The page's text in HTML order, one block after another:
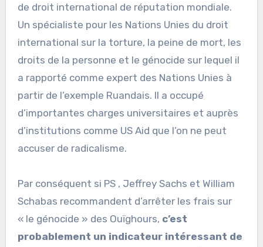
de droit international de réputation mondiale.
Un spécialiste pour les Nations Unies du droit
international sur la torture, la peine de mort, les
droits de la personne et le génocide sur lequel il
a rapporté comme expert des Nations Unies à
partir de l’exemple Ruandais. Il a occupé
d’importantes charges universitaires et auprès
d’institutions comme US Aid que l’on ne peut
accuser de radicalisme.
Par conséquent si PS , Jeffrey Sachs et William
Schabas recommandent d’arrêter les frais sur
« le génocide » des Ouïghours, c’est
probablement un indicateur intéressant de